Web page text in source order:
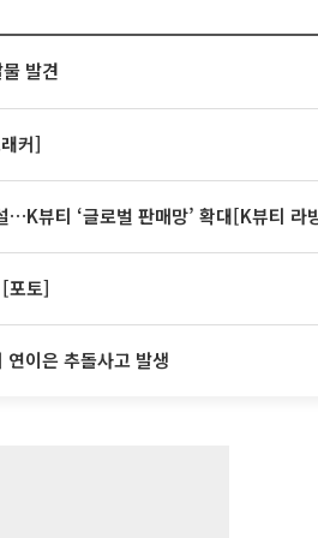
발견
커]
…K뷰티 ‘글로벌 판매망’ 확대[K뷰티 라
포토]
이은 추돌사고 발생